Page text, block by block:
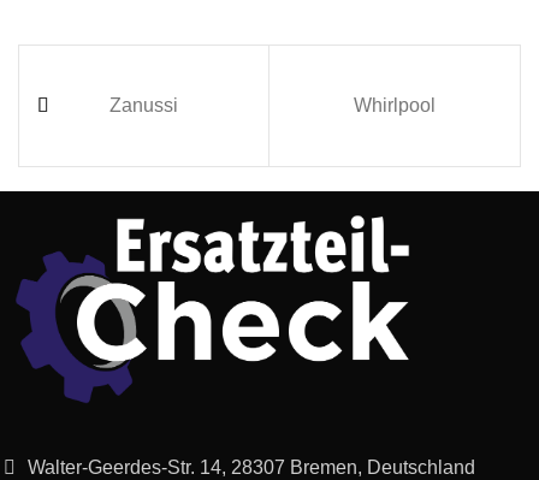
Zanussi Whirlpool
Walter-Geerdes-Str. 14, 28307 Bremen, Deutschland